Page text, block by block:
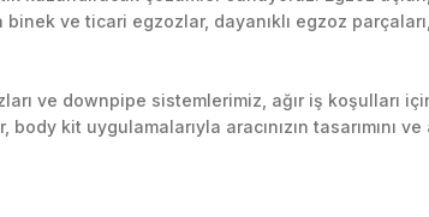
Yorum Yaz
ve ticari egzozlar, dayanıklı egzoz
ve downpipe sistemlerimiz, ağır iş koşulları
kit uygulamalarıyla aracınızın tasarımını